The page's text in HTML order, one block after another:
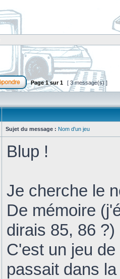
Page1sur1 [ 3 message(s) ]
Sujet du message : Nom d'un jeu
Blup !
Je cherche le
De mémoire
dirais 85, 86 ?)
C'est un jeu
passait dans